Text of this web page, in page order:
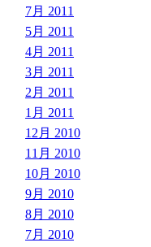
7月 2011
5月 2011
4月 2011
3月 2011
2月 2011
1月 2011
12月 2010
11月 2010
10月 2010
9月 2010
8月 2010
7月 2010